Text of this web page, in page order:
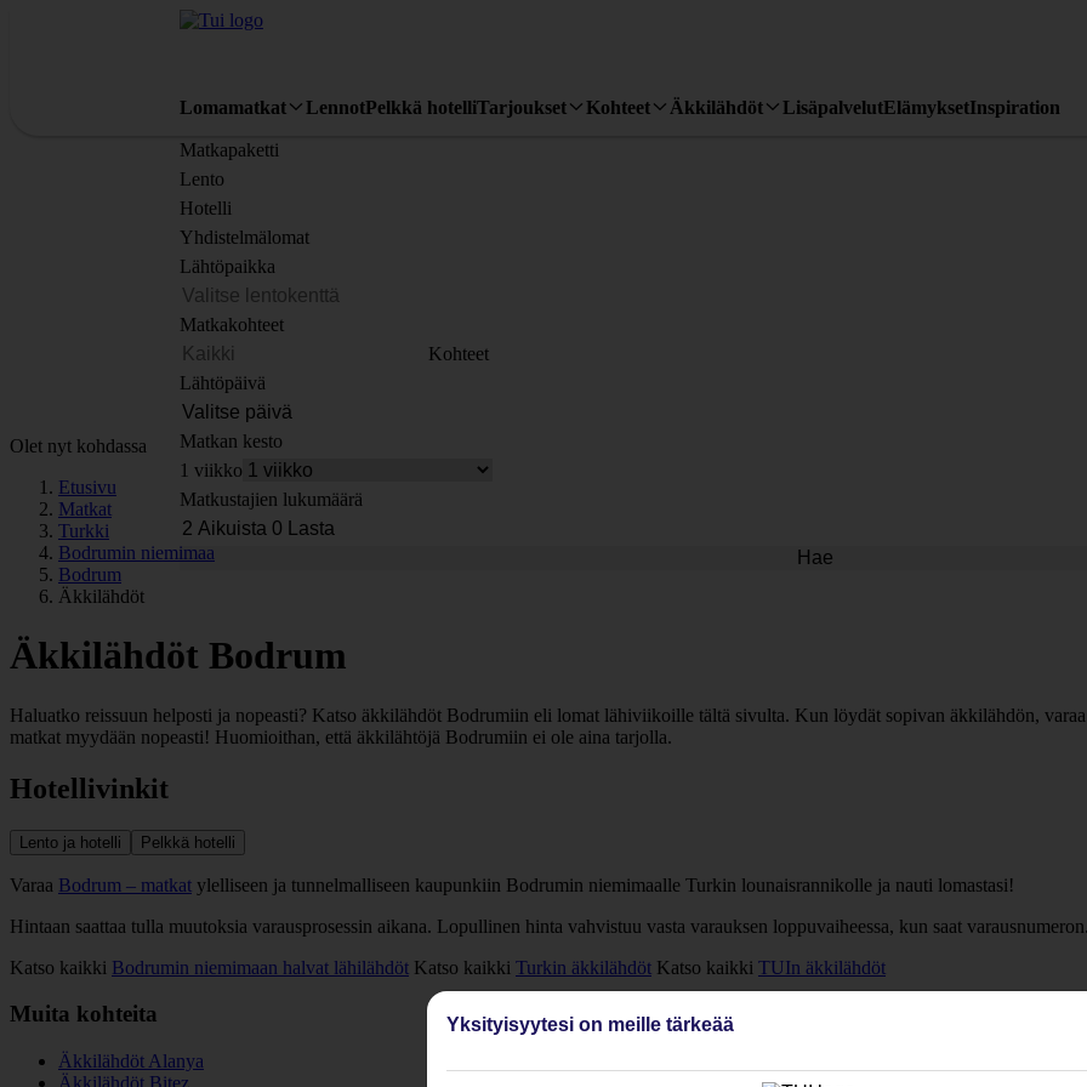
Lomamatkat LennotPelkkä hotelliTarjoukset Kohteet Äkkilähdöt LisäpalvelutElämyksetInspiration
Matkapaketti
Lento
Hotelli
Yhdistelmälomat
Lähtöpaikka
Matkakohteet
Kohteet
Lähtöpäivä
Matkan kesto
1 viikko
Matkustajien lukumäärä
Hae
Olet nyt kohdassa
Etusivu
Matkat
Turkki
Bodrumin niemimaa
Bodrum
Äkkilähdöt
Äkkilähdöt Bodrum
Haluatko reissuun helposti ja nopeasti? Katso äkkilähdöt Bodrumiin eli lomat lähiviikoille tältä sivulta. Kun löydät sopivan äkkilähdön,
matkat myydään nopeasti! Huomioithan, että äkkilähtöjä Bodrumiin ei ole aina tarjolla.
Hotellivinkit
Lento ja hotelli Pelkkä hotelli
Varaa Bodrum – matkat ylelliseen ja tunnelmalliseen kaupunkiin Bodrumin niemimaalle Turkin lounaisrannikolle ja nauti lomastasi!
Hintaan saattaa tulla muutoksia varausprosessin aikana. Lopullinen hinta vahvistuu vasta varauksen loppuvaiheessa, kun saat varausnumeron.
Katso kaikki Bodrumin niemimaan halvat lähilähdöt Katso kaikki Turkin äkkilähdöt Katso kaikki TUIn äkkilähdöt
Muita kohteita
Äkkilähdöt Alanya
Yksityisyytesi on meille tärkeää